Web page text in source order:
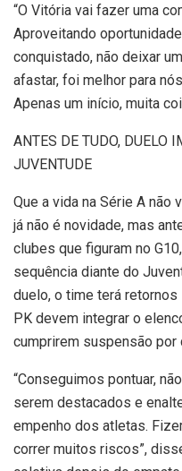
“O Vitória vai fazer uma
Aproveitando
conquistado, não deixar
afastar, foi melhor para
Apenas um início, muita
ANTES DE TUDO, DUELO
JUVENTUDE
Que a vida na Série A não
já não é novidade, mas
clubes que figuram no
sequência diante do
duelo, o time terá
PK devem integrar o
cumprirem suspensão por
“Conseguimos pontuar,
serem destacados e
empenho dos atletas.
correr muitos riscos”,